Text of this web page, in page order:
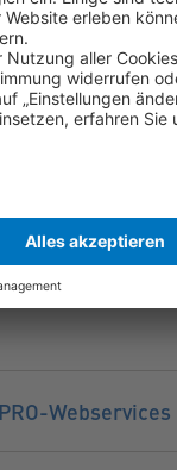
werden. In
Webservices